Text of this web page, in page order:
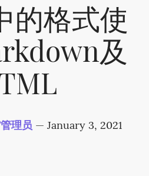
的格式使
及
理员 — January 3, 2021